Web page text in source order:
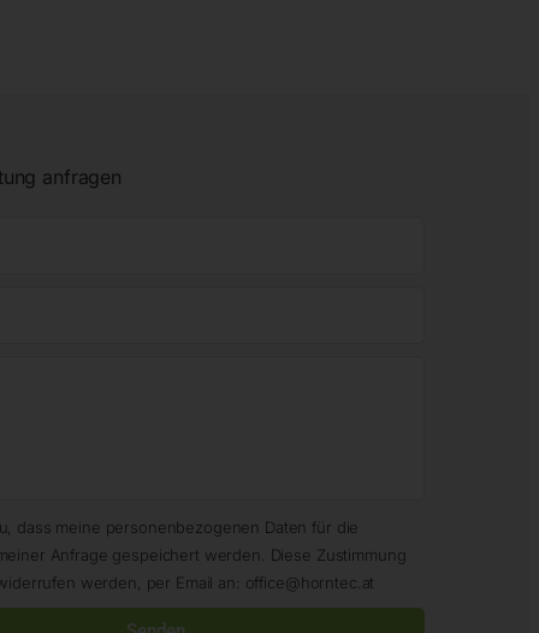
anfragen
dass meine personenbezogenen Daten für die
Anfrage gespeichert werden. Diese Zustimmung
werden, per Email an: office@horntec.at